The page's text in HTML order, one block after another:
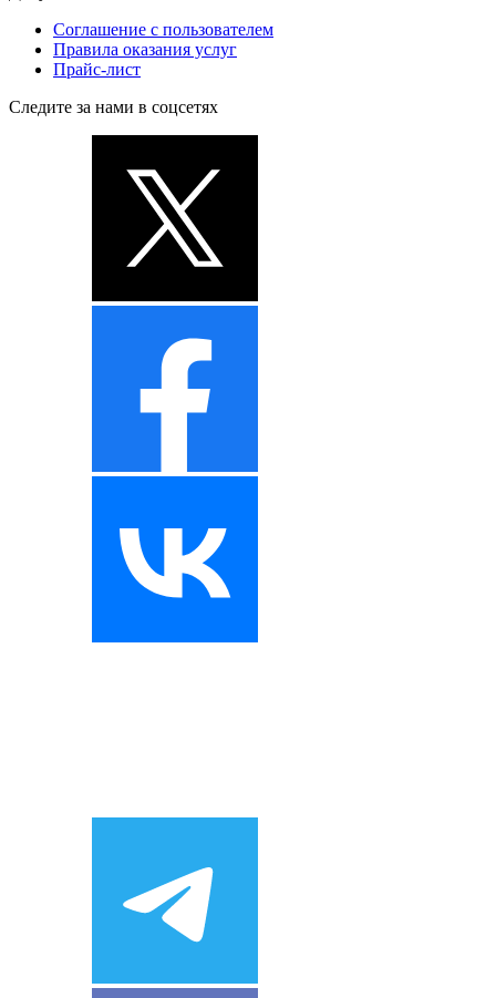
Соглашение с пользователем
Правила оказания услуг
Прайс-лист
Следите за нами в соцсетях